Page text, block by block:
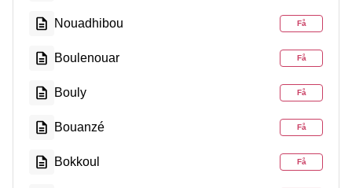
Nouadhibou Få
Boulenouar Få
Bouly Få
Bouanzé Få
Bokkoul Få